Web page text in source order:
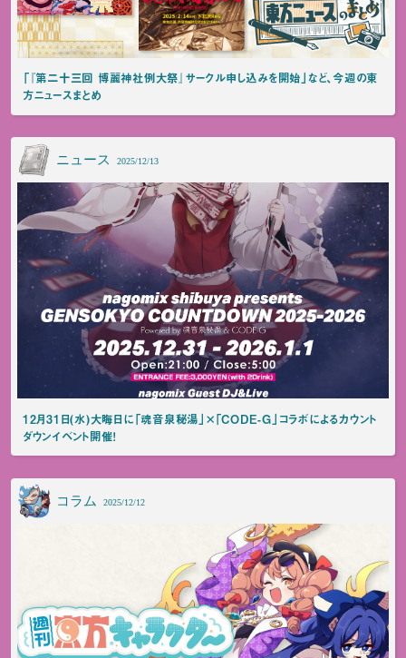
「『第二十三回 博麗神社例大祭』サークル申し込みを開始」など、今週の東
方ニュースまとめ
ニュース 2025/12/13
12月31日(水)大晦日に「魂音泉秘湯」×「CODE-G」コラボによるカウント
ダウンイベント開催！
コラム 2025/12/12